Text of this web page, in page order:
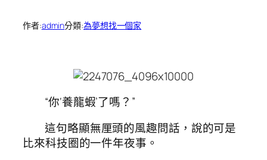
作者:admin分類:為夢想找一個家
“你‘養龍蝦’了嗎？”
這句略顯無厘頭的風趣問話，說的可是
比來科技圈的一件年夜事。